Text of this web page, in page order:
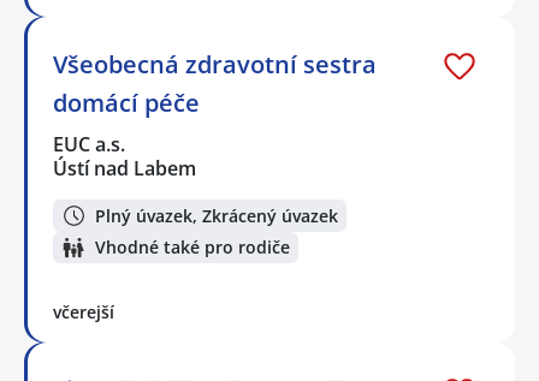
Všeobecná zdravotní sestra
domácí péče
EUC a.s.
Ústí nad Labem
Plný úvazek, Zkrácený úvazek
Vhodné také pro rodiče
včerejší